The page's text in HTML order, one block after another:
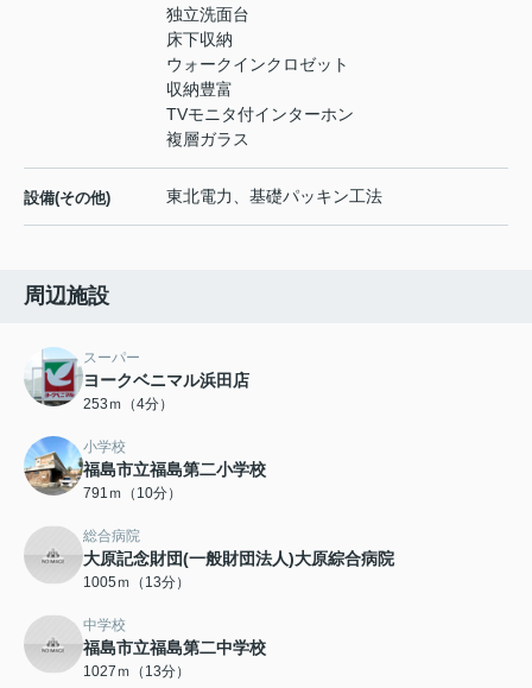
独立洗面台
床下収納
ウォークインクロゼット
収納豊富
TVモニタ付インターホン
複層ガラス
設備(その他) 東北電力、基礎パッキン工法
周辺施設
スーパー
ヨークベニマル浜田店
253ｍ（4分）
小学校
福島市立福島第二小学校
791ｍ（10分）
総合病院
大原記念財団(一般財団法人)大原綜合病院
1005ｍ（13分）
中学校
福島市立福島第二中学校
1027ｍ（13分）